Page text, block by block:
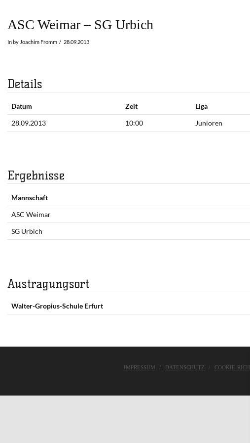
ASC Weimar – SG Urbich
In by Joachim Fromm 28.09.2013
Details
Datum Zeit Liga
28.09.2013
10:00 Junioren
Ergebnisse
Mannschaft
ASC Weimar
SG Urbich
Austragungsort
Walter-Gropius-Schule Erfurt
IMPRESSUM DATENSCHUTZ COOKIE-